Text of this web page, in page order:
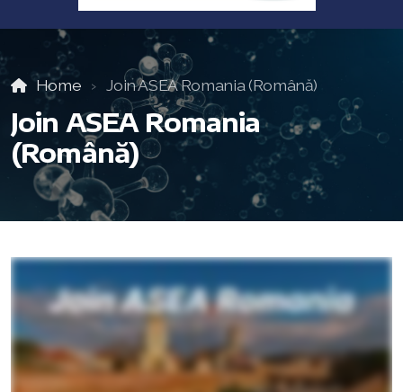
Home Join ASEA Romania (Română)
Join ASEA Romania
(Română)
All ASEA Products